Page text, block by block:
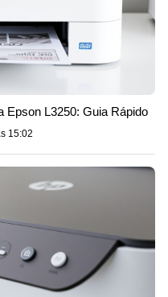
Epson L3250: Guia Rápido
15:02